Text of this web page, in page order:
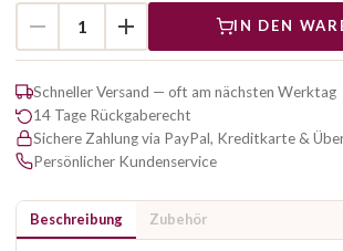
IN DEN
Schneller Versand — oft am nächsten Werktag
14 Tage Rückgaberecht
Sichere Zahlung via PayPal, Kreditkarte &
Persönlicher Kundenservice
Beschreibung Zubehör